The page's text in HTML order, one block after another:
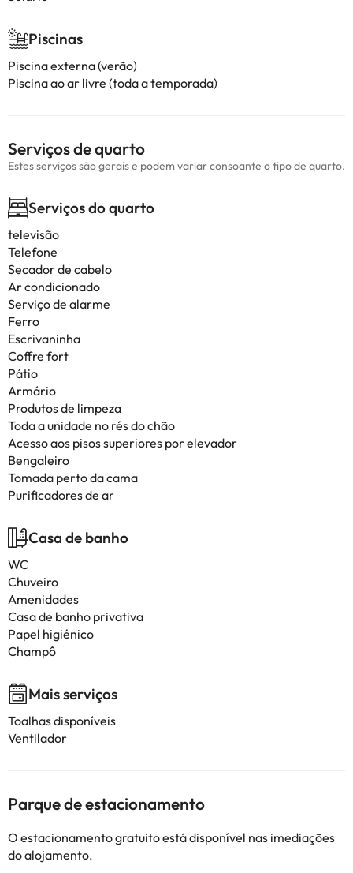
Piscinas
Piscina externa (verão)
Piscina ao ar livre (toda a temporada)
Serviços de quarto
Estes serviços são gerais e podem variar consoante o tipo de quarto.
Serviços do quarto
televisão
Telefone
Secador de cabelo
Ar condicionado
Serviço de alarme
Ferro
Escrivaninha
Coffre fort
Pátio
Armário
Produtos de limpeza
Toda a unidade no rés do chão
Acesso aos pisos superiores por elevador
Bengaleiro
Tomada perto da cama
Purificadores de ar
Casa de banho
WC
Chuveiro
Amenidades
Casa de banho privativa
Papel higiénico
Champô
Mais serviços
Toalhas disponíveis
Ventilador
Parque de estacionamento
O estacionamento gratuito está disponível nas imediações
do alojamento.